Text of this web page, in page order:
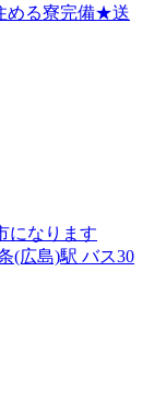
める寮完備★送
になります
(広島)駅 バス30